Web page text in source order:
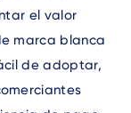
el valor
marca blanca
de adoptar,